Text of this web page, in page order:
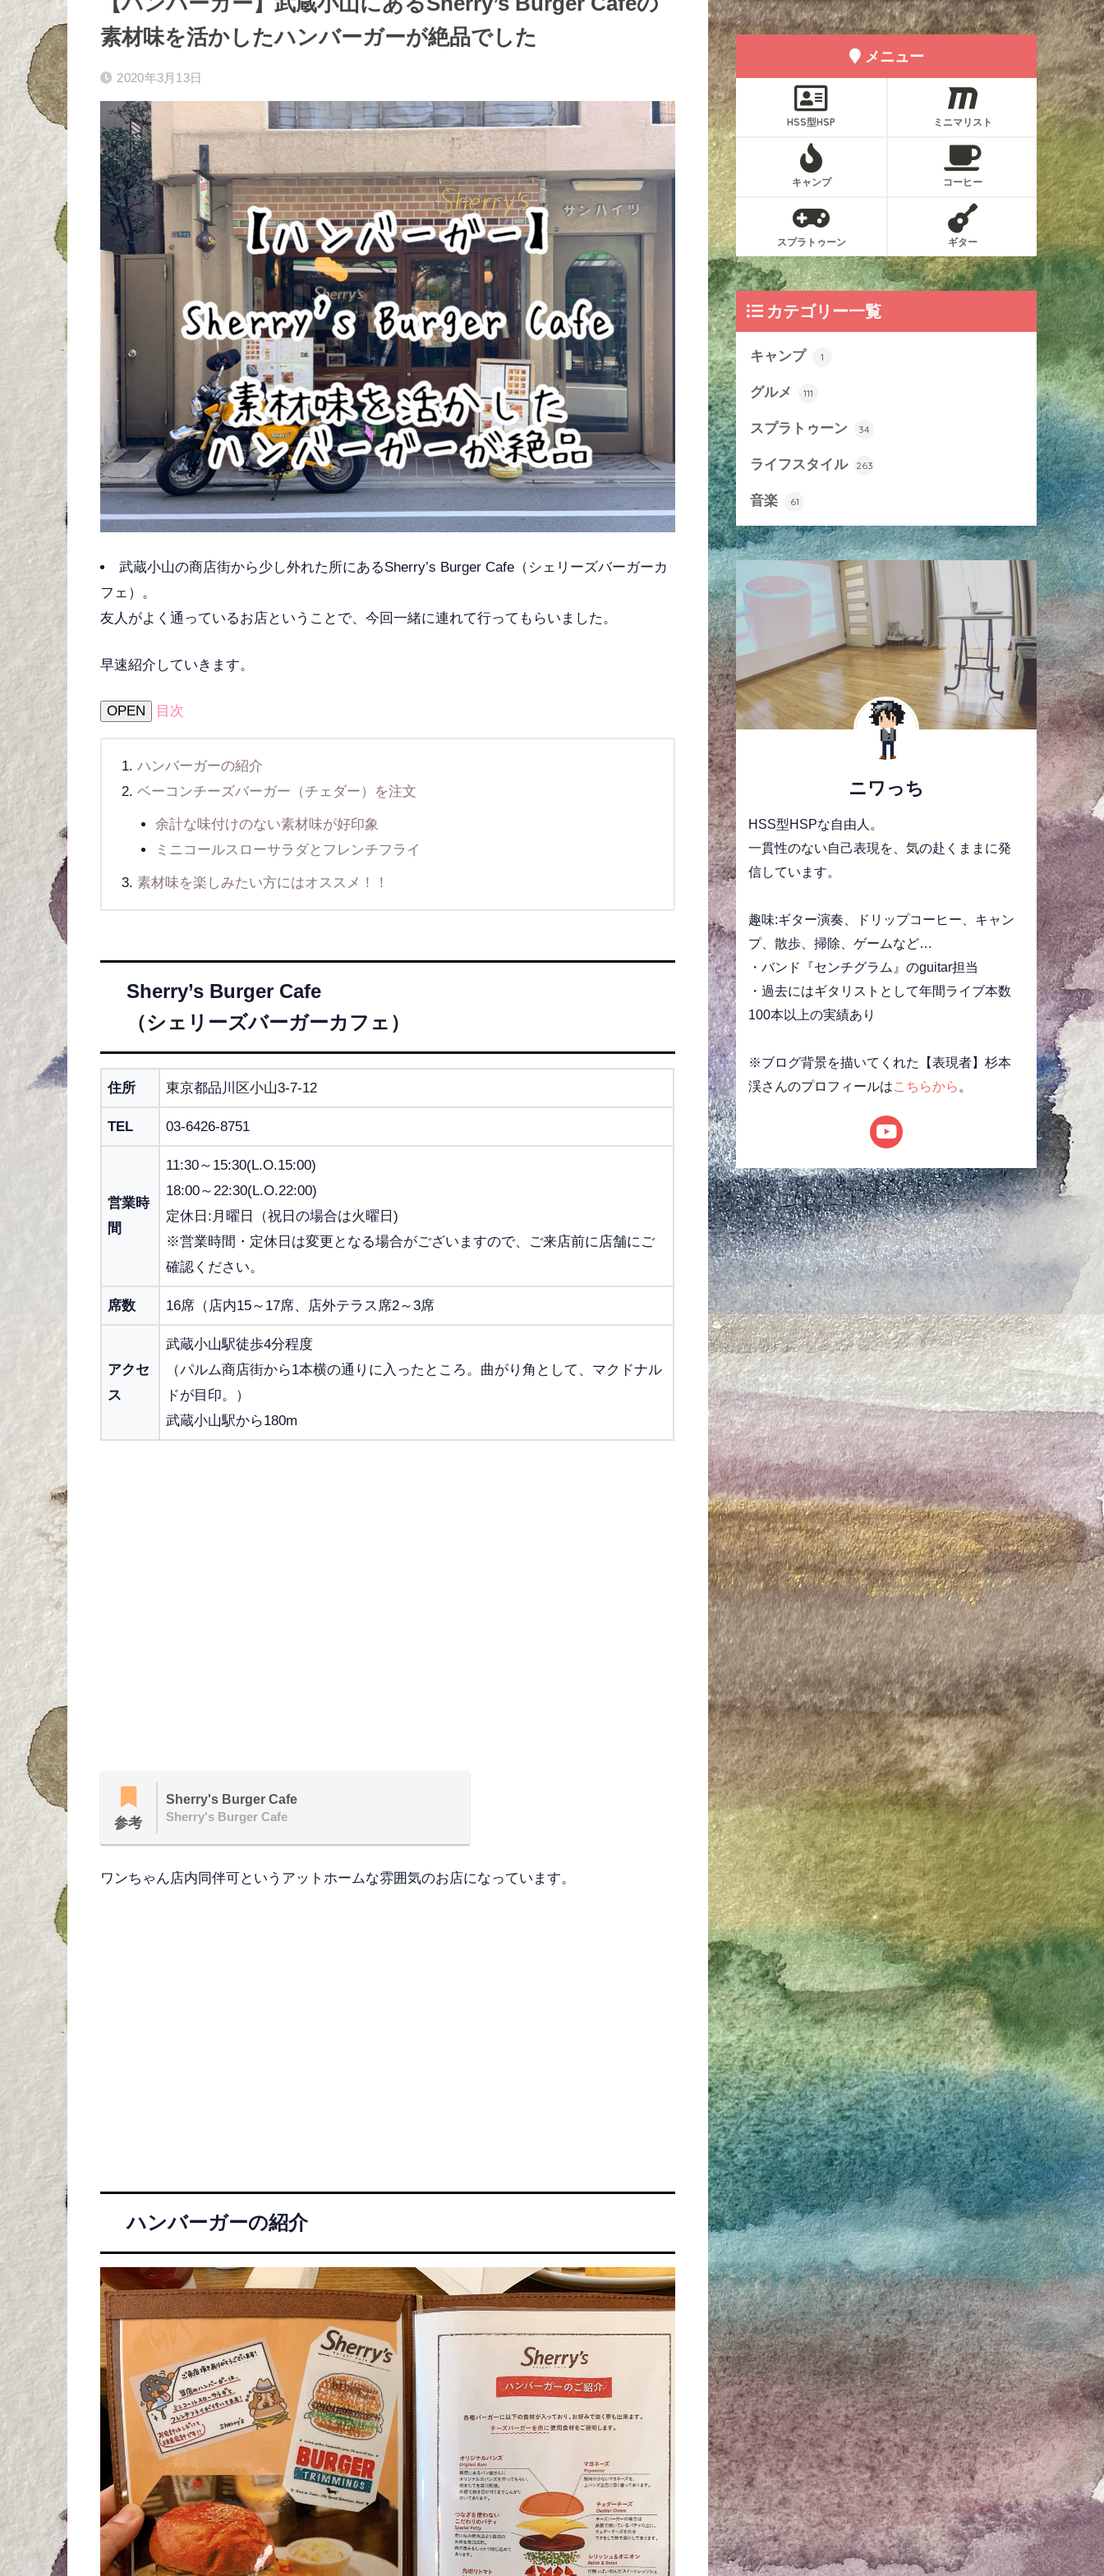
素材味を活かしたハンバーガーが絶品でした
2020年3月13日
武蔵小山の商店街から少し外れた所にあるSherry’s Burger Cafe（シェリーズバーガーカ
フェ）。
友人がよく通っているお店ということで、今回一緒に連れて行ってもらいました。
早速紹介していきます。
OPEN 目次
ハンバーガーの紹介
ベーコンチーズバーガー（チェダー）を注文
余計な味付けのない素材味が好印象
ミニコールスローサラダとフレンチフライ
素材味を楽しみたい方にはオススメ！！
Sherry’s Burger Cafe
（シェリーズバーガーカフェ）
住所 東京都品川区小山3-7-12
TEL 03-6426-8751
営業時
間
11:30～15:30(L.O.15:00)
18:00～22:30(L.O.22:00)
定休日:月曜日（祝日の場合は火曜日)
※営業時間・定休日は変更となる場合がございますので、ご来店前に店舗にご
確認ください。
席数 16席（店内15～17席、店外テラス席2～3席
アクセ
ス
武蔵小山駅徒歩4分程度
（パルム商店街から1本横の通りに入ったところ。曲がり角として、マクドナル
ドが目印。）
武蔵小山駅から180m
参考
Sherry's Burger Cafe
Sherry's Burger Cafe
ワンちゃん店内同伴可というアットホームな雰囲気のお店になっています。
ハンバーガーの紹介
メニュー
HSS型HSP ミニマリスト
キャンプ コーヒー
スプラトゥーン ギター
カテゴリー一覧
キャンプ 1
グルメ 111
スプラトゥーン 34
ライフスタイル 263
音楽 61
ニワっち
HSS型HSPな自由人。
一貫性のない自己表現を、気の赴くままに発
信しています。
趣味:ギター演奏、ドリップコーヒー、キャン
プ、散歩、掃除、ゲームなど…
・バンド『センチグラム』のguitar担当
・過去にはギタリストとして年間ライブ本数
100本以上の実績あり
※ブログ背景を描いてくれた【表現者】杉本
渓さんのプロフィールはこちらから 。